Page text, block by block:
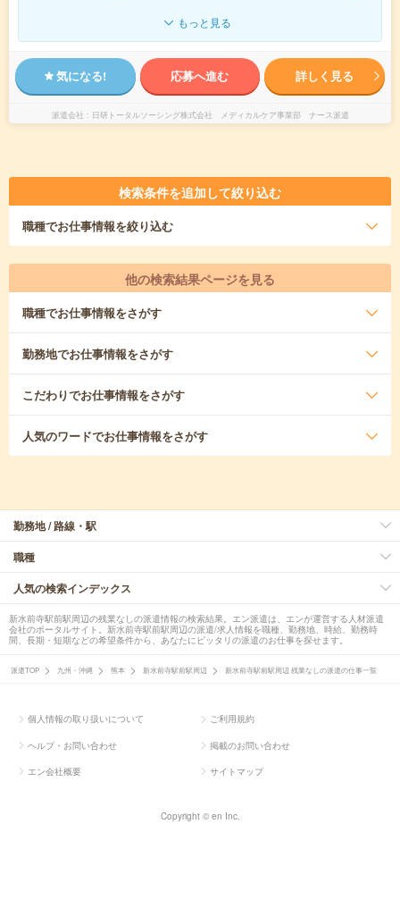
もっと見る
気になる! 応募へ進む 詳しく見る
派遣会社 日研トータルソーシング株式会社 メディカルケア事業部 ナース派遣
検索条件を追加して絞り込む
職種でお仕事情報を絞り込む
他の検索結果ページを見る
職種でお仕事情報をさがす
勤務地でお仕事情報をさがす
こだわりでお仕事情報をさがす
人気のワードでお仕事情報をさがす
勤務地 / 路線・駅
職種
人気の検索インデックス
新水前寺駅前駅周辺の残業なしの派遣情報の検索結果。エン派遣は、エンが運営する人材派遣
会社のポータルサイト。新水前寺駅前駅周辺の派遣/求人情報を職種、勤務地、時給、勤務時
間、長期・短期などの希望条件から、あなたにピッタリの派遣のお仕事を探せます。
派遣TOP 九州・沖縄 熊本 新水前寺駅前駅周辺 新水前寺駅前駅周辺 残業なしの派遣の仕事一覧
個人情報の取り扱いについて ご利用規約
ヘルプ・お問い合わせ 掲載のお問い合わせ
エン会社概要 サイトマップ
Copyright © en Inc.